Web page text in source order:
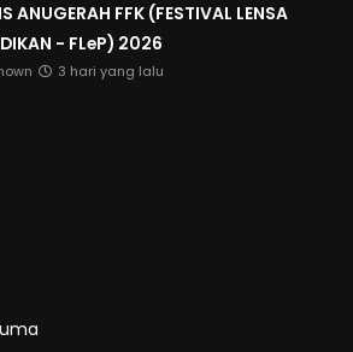
ANUGERAH FFK (FESTIVAL LENSA
- FLeP) 2026
3 hari yang lalu